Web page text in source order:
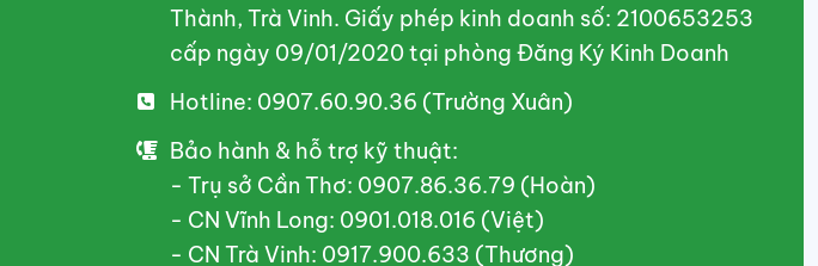
Thành, Trà Vinh. Giấy phép kinh doanh số: 2100653253
cấp ngày 09/01/2020 tại phòng Đăng Ký Kinh Doanh
Hotline: 0907.60.90.36 (Trường Xuân)
Bảo hành & hỗ trợ kỹ thuật:
- Trụ sở Cần Thơ: 0907.86.36.79 (Hoàn)
- CN Vĩnh Long: 0901.018.016 (Việt)
- CN Trà Vinh: 0917.900.633 (Thương)